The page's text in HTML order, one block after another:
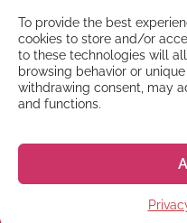
To provide the best
cookies to store and/or
to these technologies will
browsing behavior or
withdrawing consent, may
and functions.
Anmäl